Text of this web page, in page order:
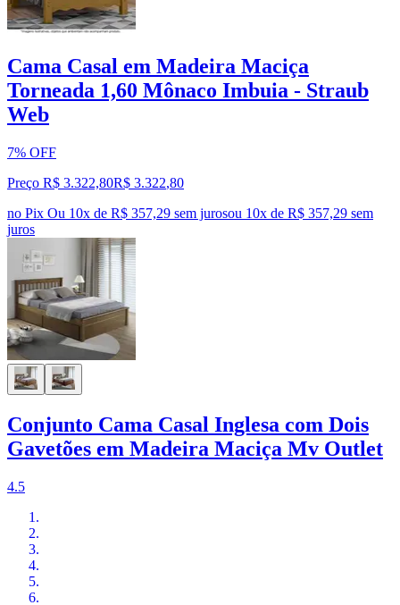
Cama Casal em Madeira Maciça
Torneada 1,60 Mônaco Imbuia - Straub
Web
7% OFF
Preço R$ 3.322,80R$ 3.322,80
no Pix Ou 10x de R$ 357,29 sem jurosou 10x de R$ 357,29 sem
juros
Conjunto Cama Casal Inglesa com Dois
Gavetões em Madeira Maciça Mv Outlet
4.5